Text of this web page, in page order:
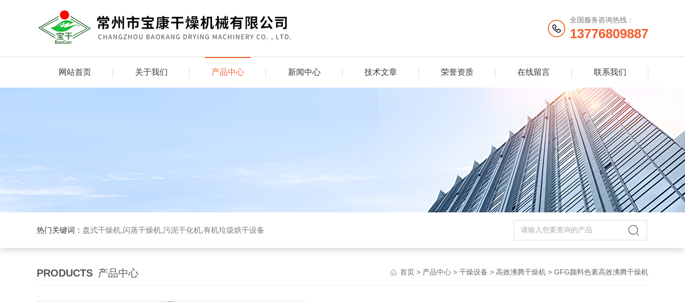
全国服务咨询热线：
13776809887
网站首页 关于我们 产品中心 新闻中心 技术文章 荣誉资质 在线留言 联系我们
热门关键词： 盘式干燥机,闪蒸干燥机,污泥干化机,有机垃圾烘干设备
PRODUCTS 产品中心 首页 > 产品中心 > 干燥设备 > 高效沸腾干燥机 > GFG颜料色素高效沸腾干燥机